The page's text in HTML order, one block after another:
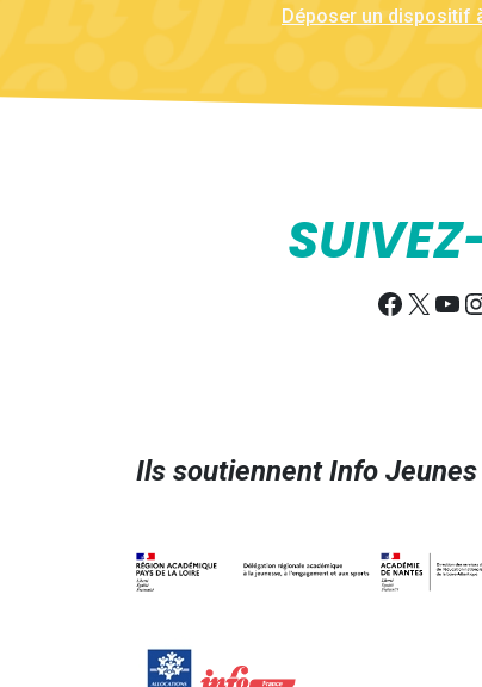
Déposer un dispositif
X
Ils soutiennent Info